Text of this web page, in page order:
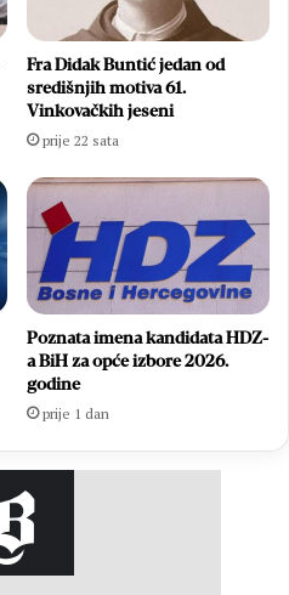
Fra Didak Buntić jedan od
središnjih motiva 61.
Vinkovačkih jeseni
prije 22 sata
Poznata imena kandidata HDZ-
a BiH za opće izbore 2026.
godine
prije 1 dan